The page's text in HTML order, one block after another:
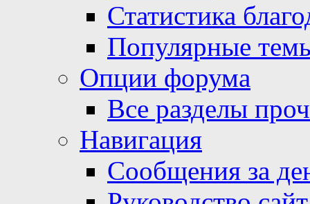
Статистика
Популярные
Опции форума
Все разделы
Навигация
Сообщения за